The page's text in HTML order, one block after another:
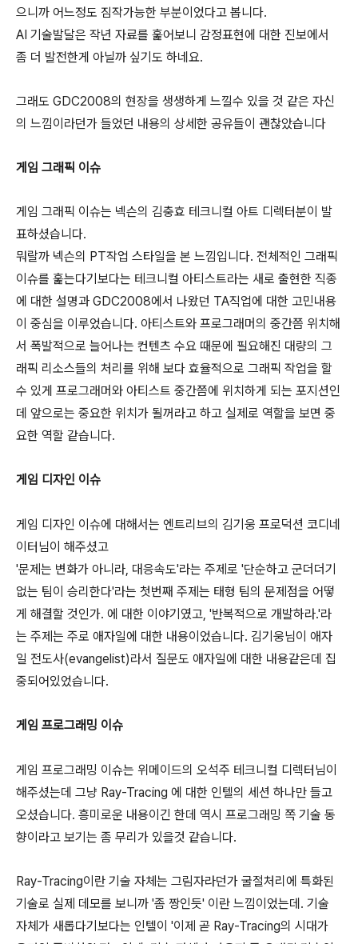
으니까 어느정도 짐작가능한 부분이었다고 봅니다.
AI 기술발달은 작년 자료를 훑어보니 감정표현에 대한 진보에서
좀 더 발전한게 아닐까 싶기도 하네요.
그래도 GDC2008의 현장을 생생하게 느낄수 있을 것 같은 자신
의 느낌이라던가 들었던 내용의 상세한 공유들이 괜찮았습니다
게임 그래픽 이슈
게임 그래픽 이슈는 넥슨의 김충효 테크니컬 아트 디렉터분이 발
표하셨습니다.
뭐랄까 넥슨의 PT작업 스타일을 본 느낌입니다. 전체적인 그래픽
이슈를 훑는다기보다는 테크니컬 아티스트라는 새로 출현한 직종
에 대한 설명과 GDC2008에서 나왔던 TA직업에 대한 고민내용
이 중심을 이루었습니다. 아티스트와 프로그래머의 중간쯤 위치해
서 폭발적으로 늘어나는 컨텐츠 수요 때문에 필요해진 대량의 그
래픽 리소스들의 처리를 위해 보다 효율적으로 그래픽 작업을 할
수 있게 프로그래머와 아티스트 중간쯤에 위치하게 되는 포지션인
데 앞으로는 중요한 위치가 될꺼라고 하고 실제로 역할을 보면 중
요한 역할 같습니다.
게임 디자인 이슈
게임 디자인 이슈에 대해서는 엔트리브의 김기웅 프로덕션 코디네
이터님이 해주셨고
'문제는 변화가 아니라, 대응속도'라는 주제로 '단순하고 군더더기
없는 팀이 승리한다'라는 첫번째 주제는 태형 팀의 문제점을 어떻
게 해결할 것인가. 에 대한 이야기였고, '반복적으로 개발하라.'라
는 주제는 주로 애자일에 대한 내용이었습니다. 김기웅님이 애자
일 전도사(evangelist)라서 질문도 애자일에 대한 내용같은데 집
중되어있었습니다.
게임 프로그래밍 이슈
게임 프로그래밍 이슈는 위메이드의 오석주 테크니컬 디렉터님이
해주셨는데 그냥 Ray-Tracing 에 대한 인텔의 세션 하나만 들고
오셨습니다. 흥미로운 내용이긴 한데 역시 프로그래밍 쪽 기술 동
향이라고 보기는 좀 무리가 있을것 같습니다.
Ray-Tracing이란 기술 자체는 그림자라던가 굴절처리에 특화된
기술로 실제 데모를 보니까 '좀 짱인듯' 이란 느낌이었는데. 기술
자체가 새롭다기보다는 인텔이 '이제 곧 Ray-Tracing의 시대가